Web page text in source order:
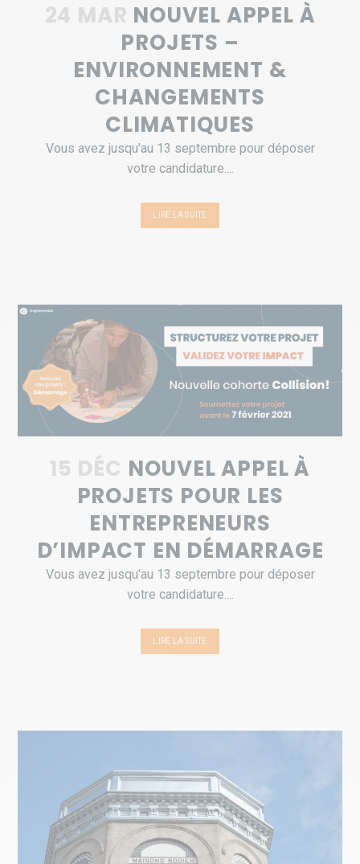
24 MAR NOUVEL APPEL À
PROJETS –
ENVIRONNEMENT &
CHANGEMENTS
CLIMATIQUES
Vous avez jusqu'au 13 septembre pour déposer
votre candidature....
LIRE LA SUITE
15 DÉC NOUVEL APPEL À
PROJETS POUR LES
ENTREPRENEURS
D’IMPACT EN DÉMARRAGE
Vous avez jusqu'au 13 septembre pour déposer
votre candidature....
LIRE LA SUITE